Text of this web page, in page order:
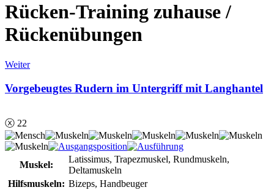
Rücken-Training zuhause /
Rückenübungen
Weiter
Vorgebeugtes Rudern im Untergriff mit Langhantel
ⓧ 22
Muskel:
Latissimus, Trapezmuskel, Rundmuskeln,
Deltamuskeln
Hilfsmuskeln: Bizeps, Handbeuger